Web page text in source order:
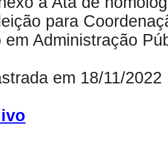
para
em Administração
em 18/11/